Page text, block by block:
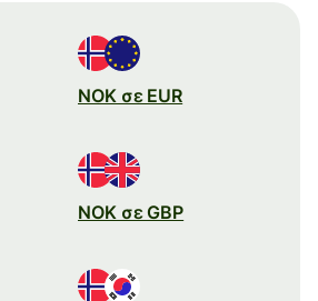
NOK σε EUR
NOK σε GBP